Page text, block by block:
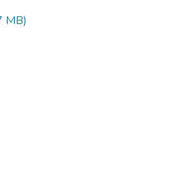
MB)